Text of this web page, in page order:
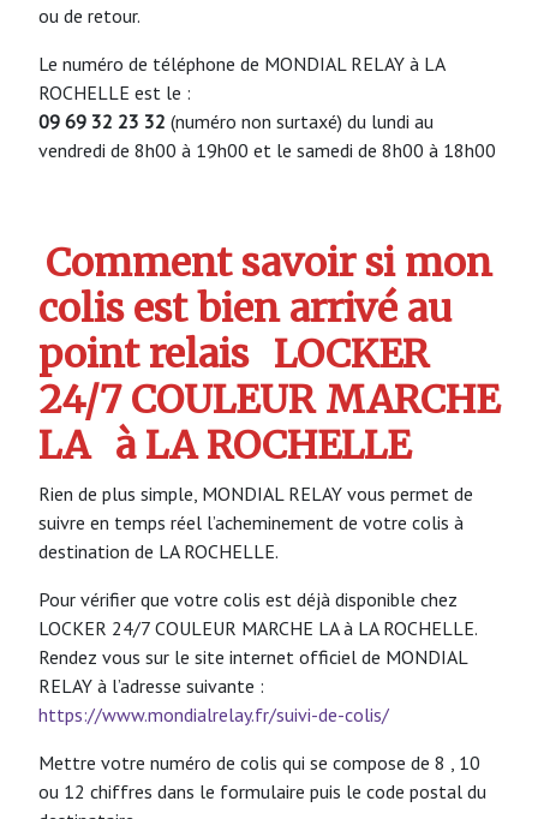
ou de retour.
Le numéro de téléphone de MONDIAL RELAY à LA
ROCHELLE est le :
09 69 32 23 32 (numéro non surtaxé) du lundi au
vendredi de 8h00 à 19h00 et le samedi de 8h00 à 18h00
Comment savoir si mon
colis est bien arrivé au
point relais LOCKER
24/7 COULEUR MARCHE
LA à LA ROCHELLE
Rien de plus simple, MONDIAL RELAY vous permet de
suivre en temps réel l’acheminement de votre colis à
destination de LA ROCHELLE.
Pour vérifier que votre colis est déjà disponible chez
LOCKER 24/7 COULEUR MARCHE LA à LA ROCHELLE.
Rendez vous sur le site internet officiel de MONDIAL
RELAY à l’adresse suivante :
https://www.mondialrelay.fr/suivi-de-colis/
Mettre votre numéro de colis qui se compose de 8 , 10
ou 12 chiffres dans le formulaire puis le code postal du